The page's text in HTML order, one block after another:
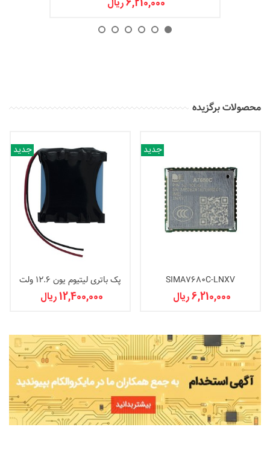
6,210,000 ریال
محصولات برگزیده
جدید
SIMA7680C-LNXV
6,210,000 ریال
جدید
پک باتری لیتیوم یون 12.6 ولت
2600 میلی آمپر 18650
12,400,000 ریال